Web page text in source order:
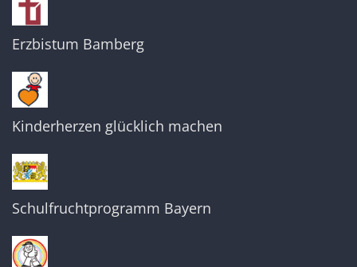
Erzbistum Bamberg
Kinderherzen glücklich machen
Schulfruchtprogramm Bayern